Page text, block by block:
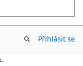
Přihlásit se